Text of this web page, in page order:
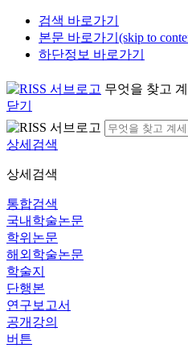
검색 바로가기
본문 바로가기(skip to
하단정보 바로가기
무엇을 찾고
닫기
상세검색
상세검색
통합검색
국내학술논문
학위논문
해외학술논문
학술지
단행본
연구보고서
공개강의
버튼